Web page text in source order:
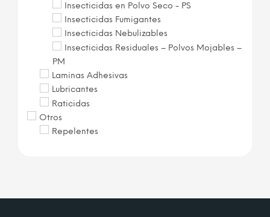
Insecticidas en Polvo Seco - PS
Insecticidas Fumigantes
Insecticidas Nebulizables
Insecticidas Residuales – Polvos Mojables –
PM
Laminas Adhesivas
Lubricantes
Raticidas
Otros
Repelentes